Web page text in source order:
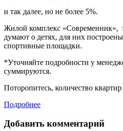
и так далее, но не более 5%.
Жилой комплекс «Современник»,
думают о детях, для них
спортивные площадки.
*Уточняйте подробности у
суммируются.
Поторопитесь, количество
Подробнее
Добавить комментарий